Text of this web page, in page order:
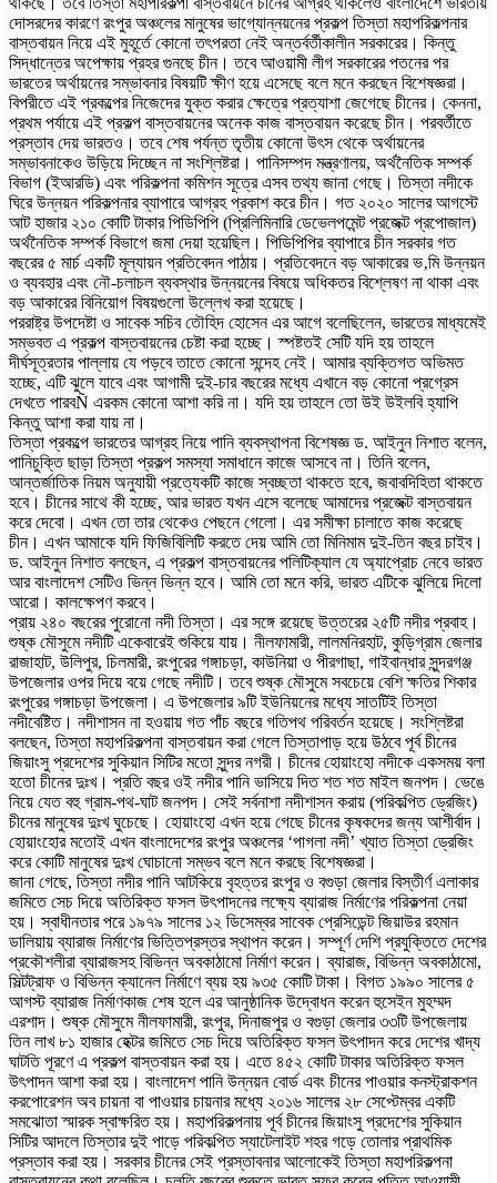
দোসরদের কারণে রংপুর অঞ্চলের মানুষের ভাগ্যোন্নয়নের প্রকল্প তিস্তা মহাপরিকল্পনার
বাস্তবায়ন নিয়ে এই মুহূর্তে কোনো তৎপরতা নেই অন্তর্বর্তীকালীন সরকারের। কিন্তু
সিদ্ধান্তের অপেক্ষায় প্রহর গুনছে চীন। তবে আওয়ামী লীগ সরকারের পতনের পর
ভারতের অর্থায়নের সম্ভাবনার বিষয়টি ক্ষীণ হয়ে এসেছে বলে মনে করছেন বিশেষজ্ঞরা।
বিপরীতে এই প্রকল্পের নিজেদের যুক্ত করার ক্ষেত্রে প্রত্যাশা জেগেছে চীনের। কেননা,
প্রথম পর্যায়ে এই প্রকল্প বাস্তবায়নের অনেক কাজ বাস্তবায়ন করেছে চীন। পরবর্তীতে
প্রস্তাব দেয় ভারতও। তবে শেষ পর্যন্ত তৃতীয় কোনো উৎস থেকে অর্থায়নের
সম্ভাবনাকেও উড়িয়ে দিচ্ছেন না সংশ্লিষ্টরা। পানিসম্পদ মন্ত্রণালয়, অর্থনৈতিক সম্পর্ক
বিভাগ (ইআরডি) এবং পরিকল্পনা কমিশন সূত্রে এসব তথ্য জানা গেছে। তিস্তা নদীকে
ঘিরে উন্নয়ন পরিকল্পনার ব্যাপারে আগ্রহ প্রকাশ করে চীন। গত ২০২০ সালের আগস্টে
আট হাজার ২১০ কোটি টাকার পিডিপিপি (প্রিলিমিনারি ডেভেলপমেন্ট প্রজেক্ট প্রপোজাল)
অর্থনৈতিক সম্পর্ক বিভাগে জমা দেয়া হয়েছিল। পিডিপিপির ব্যাপারে চীন সরকার গত
বছরের ৫ মার্চ একটি মূল্যায়ন প্রতিবেদন পাঠায়। প্রতিবেদনে বড় আকারের ভ‚মি উন্নয়ন
ও ব্যবহার এবং নৌ-চলাচল ব্যবস্থার উন্নয়নের বিষয়ে অধিকতর বিশ্লেষণ না থাকা এবং
বড় আকারের বিনিয়োগ বিষয়গুলো উল্লেখ করা হয়েছে।
পররাষ্ট্র উপদেষ্টা ও সাবেক সচিব তৌহিদ হোসেন এর আগে বলেছিলেন, ভারতের মাধ্যমেই
সম্ভবত এ প্রকল্প বাস্তবায়নের চেষ্টা করা হচ্ছে। স্পষ্টতই সেটি যদি হয় তাহলে
দীর্ঘসূত্রতার পাল্লায় যে পড়বে তাতে কোনো সন্দেহ নেই। আমার ব্যক্তিগত অভিমত
হচ্ছে, এটি ঝুলে যাবে এবং আগামী দুই-চার বছরের মধ্যে এখানে বড় কোনো প্রগ্রেস
দেখতে পারবÑ এরকম কোনো আশা করি না। যদি হয় তাহলে তো উই উইলবি হ্যাপি
কিন্তু আশা করা যায় না।
তিস্তা প্রকল্পে ভারতের আগ্রহ নিয়ে পানি ব্যবস্থাপনা বিশেষজ্ঞ ড. আইনুন নিশাত বলেন,
পানিচুক্তি ছাড়া তিস্তা প্রকল্প সমস্যা সমাধানে কাজে আসবে না। তিনি বলেন,
আন্তর্জাতিক নিয়ম অনুযায়ী প্রত্যেকটি কাজে স্বচ্ছতা থাকতে হবে, জবাবদিহিতা থাকতে
হবে। চীনের সাথে কী হচ্ছে, আর ভারত যখন এসে বলেছে আমাদের প্রজেক্ট বাস্তবায়ন
করে দেবো। এখন তো তার থেকেও পেছনে গেলো। এর সমীক্ষা চালাতে কাজ করেছে
চীন। এখন আমাকে যদি ফিজিবিলিটি করতে দেয় আমি তো মিনিমাম দুই-তিন বছর চাইব।
ড. আইনুন নিশাত বলছেন, এ প্রকল্প বাস্তবায়নের পলিটিক্যাল যে অ্যাপ্রোচ নেবে ভারত
আর বাংলাদেশ সেটিও ভিন্ন ভিন্ন হবে। আমি তো মনে করি, ভারত এটিকে ঝুলিয়ে দিলো
আরো। কালক্ষেপণ করবে।
প্রায় ২৪০ বছরের পুরোনো নদী তিস্তা। এর সঙ্গে রয়েছে উত্তরের ২৫টি নদীর প্রবাহ।
শুষ্ক মৌসুমে নদীটি একেবারেই শুকিয়ে যায়। নীলফামারী, লালমনিরহাট, কুড়িগ্রাম জেলার
রাজাহাট, উলিপুর, চিলমারী, রংপুরের গঙ্গাচড়া, কাউনিয়া ও পীরগাছা, গাইবান্ধার সুন্দরগঞ্জ
উপজেলার ওপর দিয়ে বয়ে গেছে নদীটি। তবে শুষ্ক মৌসুমে সবচেয়ে বেশি ক্ষতির শিকার
রংপুরের গঙ্গাচড়া উপজেলা। এ উপজেলার ৯টি ইউনিয়নের মধ্যে সাতটিই তিস্তা
নদীবেষ্টিত। নদীশাসন না হওয়ায় গত পাঁচ বছরে গতিপথ পরিবর্তন হয়েছে। সংশ্লিষ্টরা
বলছেন, তিস্তা মহাপরিকল্পনা বাস্তবায়ন করা গেলে তিস্তাপাড় হয়ে উঠবে পূর্ব চীনের
জিয়াংসু প্রদেশের সুকিয়ান সিটির মতো সুন্দর নগরী। চীনের হোয়াংহো নদীকে একসময় বলা
হতো চীনের দুঃখ। প্রতি বছর ওই নদীর পানি ভাসিয়ে দিত শত শত মাইল জনপদ। ভেঙে
নিয়ে যেত বহু গ্রাম-পথ-ঘাট জনপদ। সেই সর্বনাশা নদীশাসন করায় (পরিকল্পিত ড্রেজিং)
চীনের মানুষের দুঃখ ঘুচেছে। হোয়াংহো এখন হয়ে গেছে চীনের কৃষকদের জন্য আশীর্বাদ।
হোয়াংহোর মতোই এখন বাংলাদেশের রংপুর অঞ্চলের ‘পাগলা নদী’ খ্যাত তিস্তা ড্রেজিং
করে কোটি মানুষের দুঃখ ঘোচানো সম্ভব বলে মনে করছে বিশেষজ্ঞরা।
জানা গেছে, তিস্তা নদীর পানি আটকিয়ে বৃহত্তর রংপুর ও বগুড়া জেলার বিস্তীর্ণ এলাকার
জমিতে সেচ দিয়ে অতিরিক্ত ফসল উৎপাদনের লক্ষ্যে ব্যারাজ নির্মাণের পরিকল্পনা নেয়া
হয়। স্বাধীনতার পরে ১৯৭৯ সালের ১২ ডিসেম্বর সাবেক প্রেসিডেন্ট জিয়াউর রহমান
ডালিয়ায় ব্যারাজ নির্মাণের ভিত্তিপ্রস্তর স্থাপন করেন। সম্পূর্ণ দেশি প্রযুক্তিতে দেশের
প্রকৌশলীরা ব্যারাজসহ বিভিন্ন অবকাঠামো নির্মাণ করেন। ব্যারাজ, বিভিন্ন অবকাঠামো,
সিল্টট্রাফ ও বিভিন্ন ক্যানেল নির্মাণে ব্যয় হয় ৯৩৫ কোটি টাকা। বিগত ১৯৯০ সালের ৫
আগস্ট ব্যারাজ নির্মাণকাজ শেষ হলে এর আনুষ্ঠানিক উদ্বোধন করেন হুসেইন মুহম্মদ
এরশাদ। শুষ্ক মৌসুমে নীলফামারী, রংপুর, দিনাজপুর ও বগুড়া জেলার ৩৩টি উপজেলায়
তিন লাখ ৮১ হাজার হেক্টর জমিতে সেচ দিয়ে অতিরিক্ত ফসল উৎপাদন করে দেশের খাদ্য
ঘাটতি পূরণে এ প্রকল্প বাস্তবায়ন করা হয়। এতে ৪৫২ কোটি টাকার অতিরিক্ত ফসল
উৎপাদন আশা করা হয়। বাংলাদেশ পানি উন্নয়ন বোর্ড এবং চীনের পাওয়ার কনস্ট্রাকশন
করপোরেশন অব চায়না বা পাওয়ার চায়নার মধ্যে ২০১৬ সালের ২৮ সেপ্টেম্বর একটি
সমঝোতা স্মারক স্বাক্ষরিত হয়। মহাপরিকল্পনায় পূর্ব চীনের জিয়াংসু প্রদেশের সুকিয়ান
সিটির আদলে তিস্তার দুই পাড়ে পরিকল্পিত স্যাটেলাইট শহর গড়ে তোলার প্রাথমিক
প্রস্তাব করা হয়। সরকার চীনের সেই প্রস্তাবনার আলোকেই তিস্তা মহাপরিকল্পনা